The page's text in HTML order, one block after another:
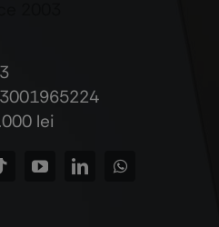
lei